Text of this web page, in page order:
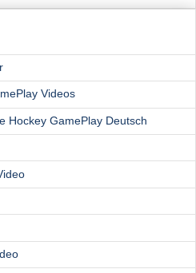
Videos
Hockey GamePlay Deutsch